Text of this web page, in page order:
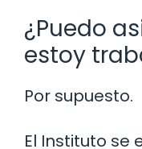
¿Puedo
estoy
Por supuesto.
El Instituto se